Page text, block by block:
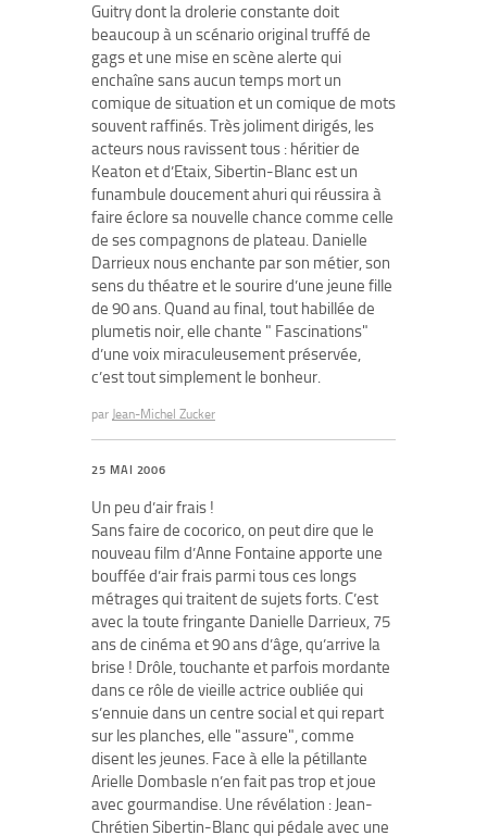
Guitry dont la drolerie constante doit
beaucoup à un scénario original truffé de
gags et une mise en scène alerte qui
enchaîne sans aucun temps mort un
comique de situation et un comique de mots
souvent raffinés. Très joliment dirigés, les
acteurs nous ravissent tous : héritier de
Keaton et d’Etaix, Sibertin-Blanc est un
funambule doucement ahuri qui réussira à
faire éclore sa nouvelle chance comme celle
de ses compagnons de plateau. Danielle
Darrieux nous enchante par son métier, son
sens du théatre et le sourire d’une jeune fille
de 90 ans. Quand au final, tout habillée de
plumetis noir, elle chante " Fascinations"
d’une voix miraculeusement préservée,
c’est tout simplement le bonheur.
par Jean-Michel Zucker
25 MAI 2006
Un peu d’air frais !
Sans faire de cocorico, on peut dire que le
nouveau film d’Anne Fontaine apporte une
bouffée d’air frais parmi tous ces longs
métrages qui traitent de sujets forts. C’est
avec la toute fringante Danielle Darrieux, 75
ans de cinéma et 90 ans d’âge, qu’arrive la
brise ! Drôle, touchante et parfois mordante
dans ce rôle de vieille actrice oubliée qui
s’ennuie dans un centre social et qui repart
sur les planches, elle "assure", comme
disent les jeunes. Face à elle la pétillante
Arielle Dombasle n’en fait pas trop et joue
avec gourmandise. Une révélation : Jean-
Chrétien Sibertin-Blanc qui pédale avec une